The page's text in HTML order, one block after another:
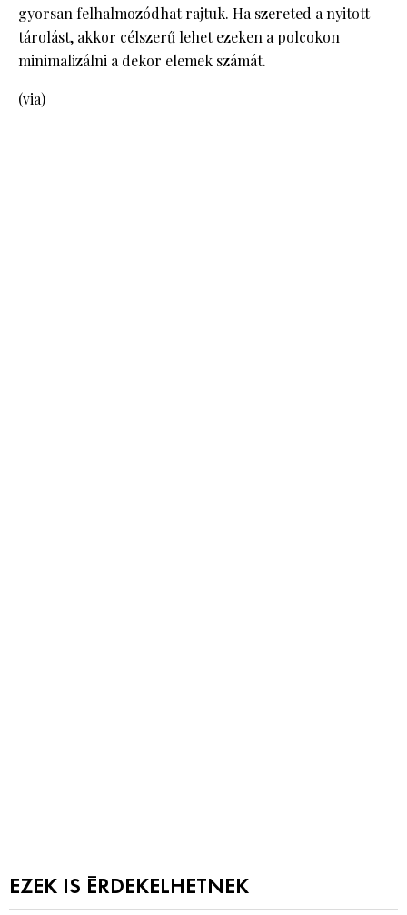
gyorsan felhalmozódhat rajtuk. Ha szereted a nyitott
tárolást, akkor célszerű lehet ezeken a polcokon
minimalizálni a dekor elemek számát.
(via)
EZEK IS ÉRDEKELHETNEK